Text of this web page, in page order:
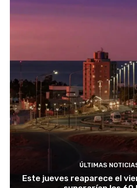
ÚLTIMAS
Este jueves reaparece el